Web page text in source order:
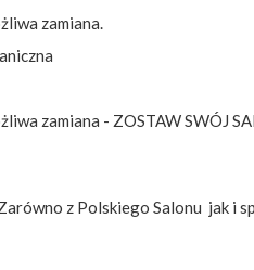
zamiana.
zamiana - ZOSTAW SWÓJ
z Polskiego Salonu jak i